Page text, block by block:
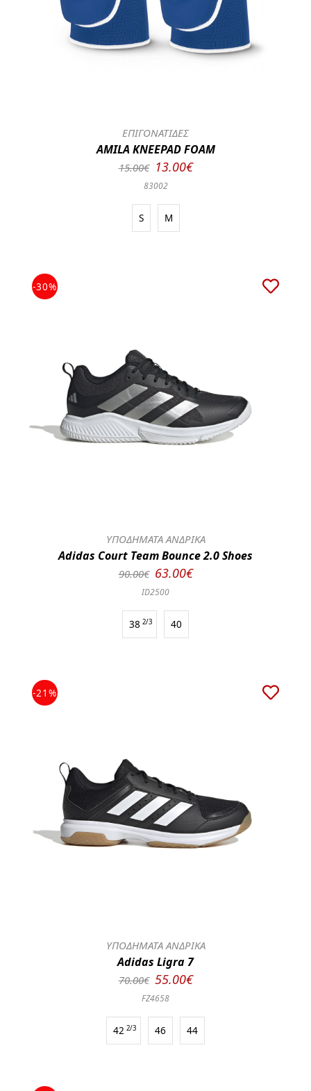
ΕΠΙΓΟΝΑΤΙΔΕΣ
AMILA KNEEPAD FOAM
15.00€ 13.00€
83002
S M
-30%
ΥΠΟΔΗΜΑΤΑ ΑΝΔΡΙΚΑ
Adidas Court Team Bounce 2.0 Shoes
90.00€ 63.00€
ID2500
38 2/3 40
-21%
ΥΠΟΔΗΜΑΤΑ ΑΝΔΡΙΚΑ
Adidas Ligra 7
70.00€ 55.00€
FZ4658
42 2/3 46 44